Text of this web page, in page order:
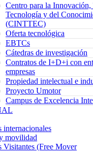
Centro para la Innovación,
Tecnología y del
(CINTTEC)
Oferta tecnológica
EBTCs
Cátedras de investigación
Contratos de I+D+i con
empresas
Propiedad intelectual e
Proyecto Umotor
Campus de Excelencia
internacionales
movilidad
Visitantes (Free Mover